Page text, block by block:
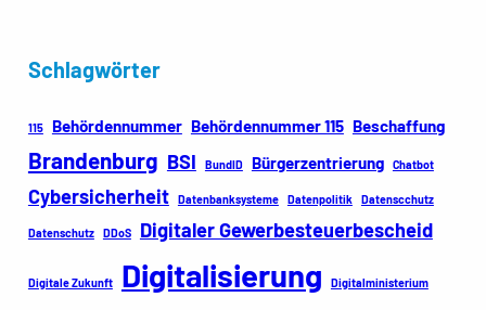
Schlagwörter
115 Behördennummer Behördennummer 115 Beschaffung
Brandenburg BSI BundID Bürgerzentrierung Chatbot
Cybersicherheit Datenbanksysteme Datenpolitik Datenscchutz
Datenschutz DDoS Digitaler Gewerbesteuerbescheid
Digitale Zukunft Digitalisierung Digitalministerium